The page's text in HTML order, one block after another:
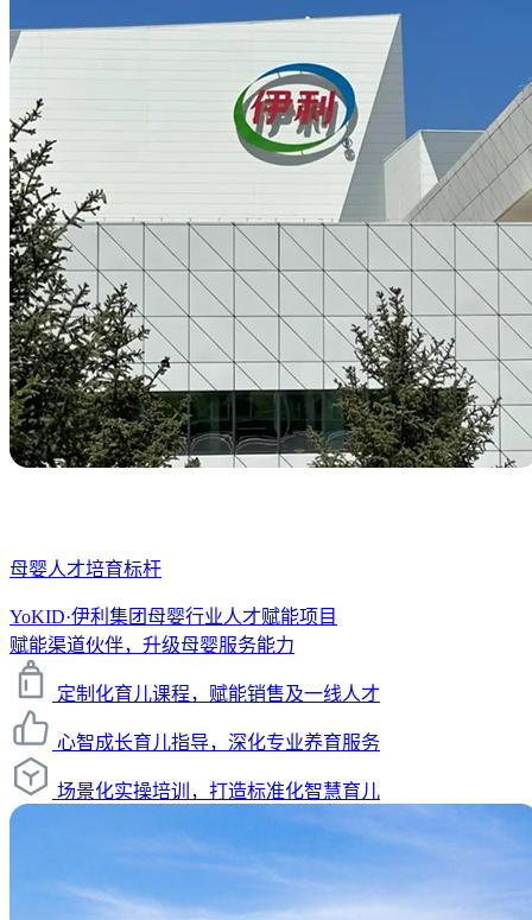
母婴人才培育标杆
YoKID·伊利集团母婴行业人才赋能项目
赋能渠道伙伴，升级母婴服务能力
定制化育儿课程，赋能销售及一线人才
心智成长育儿指导，深化专业养育服务
场景化实操培训，打造标准化智慧育儿